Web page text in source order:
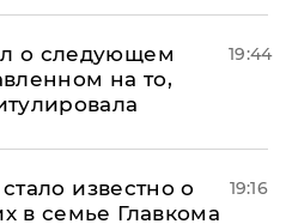
о следующем
на то,
19:44
известно о
в семье Главкома
19:16